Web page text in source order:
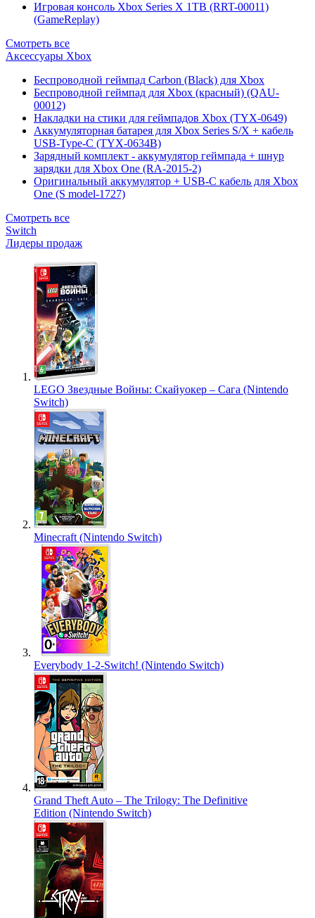
Игровая консоль Xbox Series X 1TB (RRT-00011)
(GameReplay)
Смотреть все
Аксессуары Xbox
Беспроводной геймпад Carbon (Black) для Xbox
Беспроводной геймпад для Xbox (красный) (QAU-
00012)
Накладки на стики для геймпадов Xbox (TYX-0649)
Аккумуляторная батарея для Xbox Series S/X + кабель
USB-Type-C (TYX-0634B)
Зарядный комплект - аккумулятор геймпада + шнур
зарядки для Xbox One (RA-2015-2)
Оригинальный аккумулятор + USB-C кабель для Xbox
One (S model-1727)
Смотреть все
Switch
Лидеры продаж
LEGO Звездные Войны: Скайуокер – Сага (Nintendo
Switch)
Minecraft (Nintendo Switch)
Everybody 1-2-Switch! (Nintendo Switch)
Grand Theft Auto – The Trilogy: The Definitive
Edition (Nintendo Switch)